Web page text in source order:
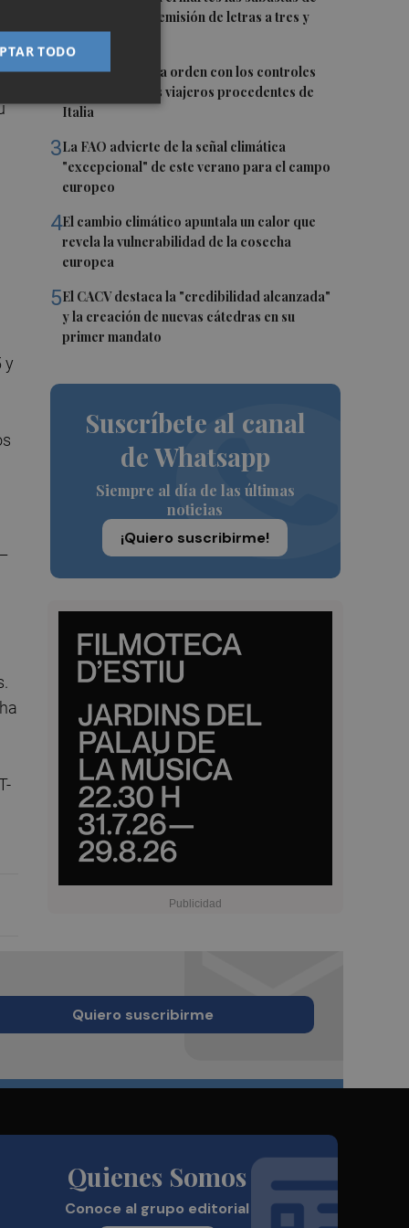
agosto con una emisión de letras a tres y
nueve meses
2El BOE publica la orden con los controles
fronterizos a los viajeros procedentes de
Italia
3La FAO advierte de la señal climática
"excepcional" de este verano para el campo
europeo
4El cambio climático apuntala un calor que
revela la vulnerabilidad de la cosecha
europea
5El CACV destaca la "credibilidad alcanzada"
y la creación de nuevas cátedras en su
primer mandato
Suscríbete al canal
de Whatsapp
Siempre al día de las últimas
noticias
¡Quiero suscribirme!
y
Quiero suscribirme
Quienes Somos
Conoce al grupo editorial
TODO